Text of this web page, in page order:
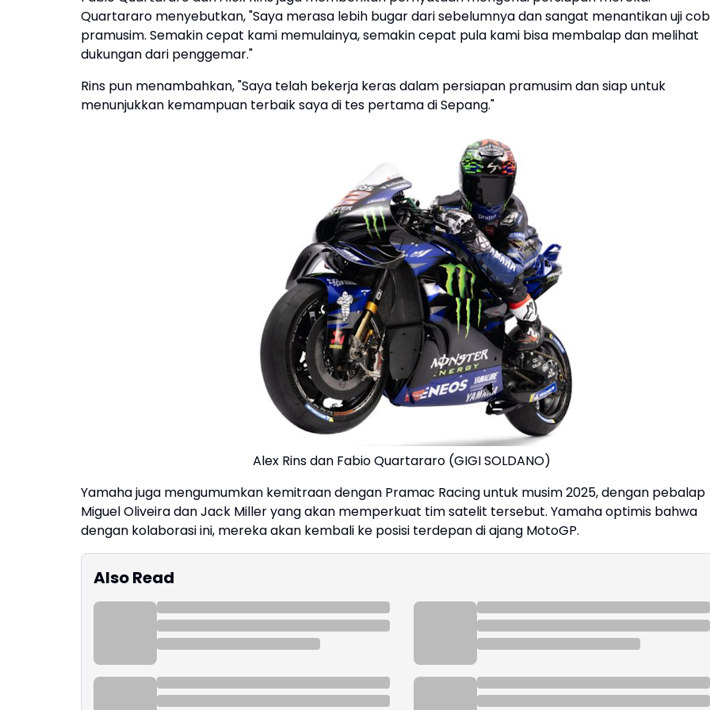
Quartararo menyebutkan, "Saya merasa lebih bugar dari sebelumnya dan sangat menantikan uji
pramusim. Semakin cepat kami memulainya, semakin cepat pula kami bisa membalap dan melihat
dukungan dari penggemar."
Rins pun menambahkan, "Saya telah bekerja keras dalam persiapan pramusim dan siap untuk
menunjukkan kemampuan terbaik saya di tes pertama di Sepang."
Alex Rins dan Fabio Quartararo (GIGI SOLDANO)
Yamaha juga mengumumkan kemitraan dengan Pramac Racing untuk musim 2025, dengan pebalap
Miguel Oliveira dan Jack Miller yang akan memperkuat tim satelit tersebut. Yamaha optimis bahwa
dengan kolaborasi ini, mereka akan kembali ke posisi terdepan di ajang MotoGP.
Also Read